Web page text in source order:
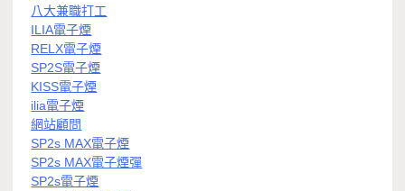
八大兼職打工
ILIA電子煙
RELX電子煙
SP2S電子煙
KISS電子煙
ilia電子煙
網站顧問
SP2s MAX電子煙
SP2s MAX電子煙彈
SP2s電子煙